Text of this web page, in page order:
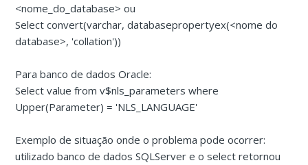
<nome_do_database> ou
Select convert(varchar, databasepropertyex(<nome do
database>, 'collation'))
Para banco de dados Oracle:
Select value from v$nls_parameters where
Upper(Parameter) = 'NLS_LANGUAGE'
Exemplo de situação onde o problema pode ocorrer:
utilizado banco de dados SQLServer e o select retornou